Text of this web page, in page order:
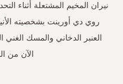
نيران المخيم المشتعلة أثناء
روي دي أورينت بشخصيته
العنبر الدخاني والمسك الغني
الآن من